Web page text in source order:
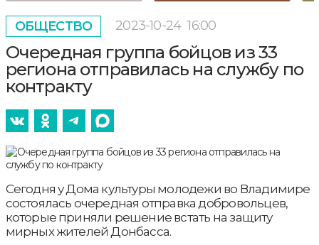
ОБЩЕСТВО 2023-10-24 16:00
Очередная группа бойцов из 33
региона отправилась на службу по
контракту
Сегодня у Дома культуры молодежи во Владимире
состоялась очередная отправка добровольцев,
которые приняли решение встать на защиту
мирных жителей Донбасса.